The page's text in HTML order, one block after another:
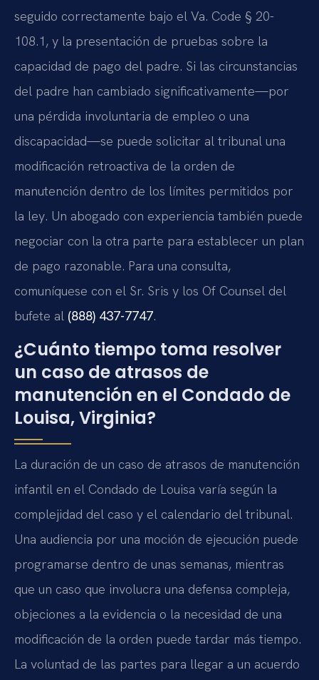
seguido correctamente bajo el Va. Code § 20-
108.1, y la presentación de pruebas sobre la
capacidad de pago del padre. Si las circunstancias
del padre han cambiado significativamente—por
una pérdida involuntaria de empleo o una
discapacidad—se puede solicitar al tribunal una
modificación retroactiva de la orden de
manutención dentro de los límites permitidos por
la ley. Un abogado con experiencia también puede
negociar con la otra parte para establecer un plan
de pago razonable. Para una consulta,
comuníquese con el Sr. Sris y los Of Counsel del
bufete al (888) 437-7747.
¿Cuánto tiempo toma resolver
un caso de atrasos de
manutención en el Condado de
Louisa, Virginia?
La duración de un caso de atrasos de manutención
infantil en el Condado de Louisa varía según la
complejidad del caso y el calendario del tribunal.
Una audiencia por una moción de ejecución puede
programarse dentro de unas semanas, mientras
que un caso que involucra una defensa compleja,
objeciones a la evidencia o la necesidad de una
modificación de la orden puede tardar más tiempo.
La voluntad de las partes para llegar a un acuerdo